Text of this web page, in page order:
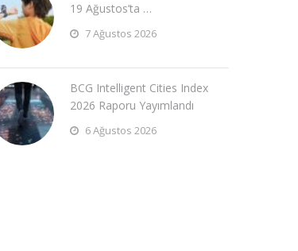
19 Ağustos’ta …
7 Ağustos 2026
BCG Intelligent Cities Index
2026 Raporu Yayımlandı
6 Ağustos 2026